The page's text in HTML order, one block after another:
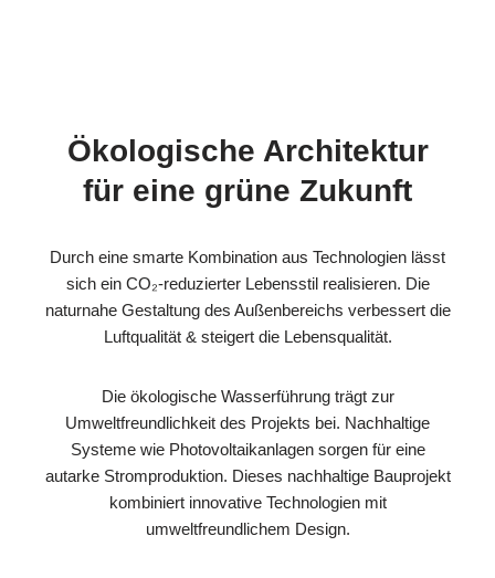
Ökologische Architektur
für eine grüne Zukunft
Durch eine smarte Kombination aus Technologien lässt
sich ein CO₂-reduzierter Lebensstil realisieren. Die
naturnahe Gestaltung des Außenbereichs verbessert die
Luftqualität & steigert die Lebensqualität.
Die ökologische Wasserführung trägt zur
Umweltfreundlichkeit des Projekts bei. Nachhaltige
Systeme wie Photovoltaikanlagen sorgen für eine
autarke Stromproduktion. Dieses nachhaltige Bauprojekt
kombiniert innovative Technologien mit
umweltfreundlichem Design.